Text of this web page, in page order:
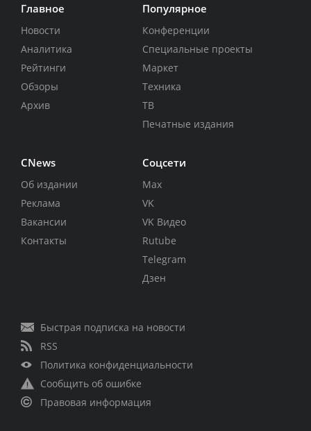
Главное
Новости
Аналитика
Рейтинги
Обзоры
Архив
Популярное
Конференции
Специальные проекты
Маркет
Техника
ТВ
Печатные издания
CNews
Об издании
Реклама
Вакансии
Контакты
Соцсети
Max
VK
VK Видео
Rutube
Telegram
Дзен
Быстрая подписка на новости
RSS
Политика конфиденциальности
Сообщить об ошибке
Правовая информация